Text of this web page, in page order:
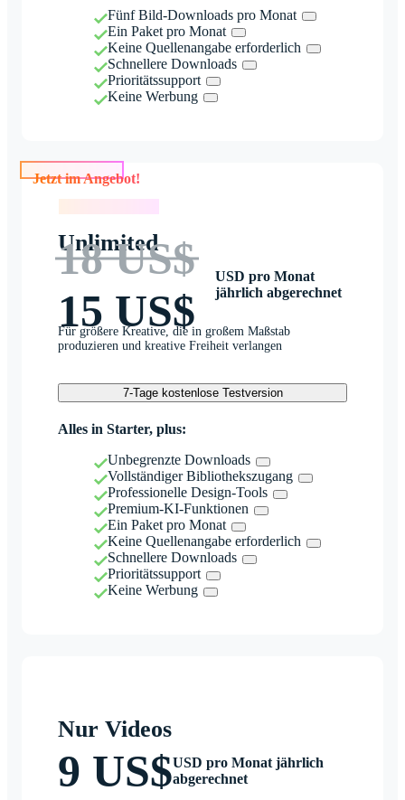
Fünf Bild-Downloads pro Monat
Ein Paket pro Monat
Keine Quellenangabe erforderlich
Schnellere Downloads
Prioritätssupport
Keine Werbung
Jetzt im Angebot!
Unlimited
18 US$
15 US$
USD pro Monat
jährlich abgerechnet
Für größere Kreative, die in großem Maßstab
produzieren und kreative Freiheit verlangen
7-Tage kostenlose Testversion
Alles in Starter, plus:
Unbegrenzte Downloads
Vollständiger Bibliothekszugang
Professionelle Design-Tools
Premium-KI-Funktionen
Ein Paket pro Monat
Keine Quellenangabe erforderlich
Schnellere Downloads
Prioritätssupport
Keine Werbung
Nur Videos
9 US$USD pro Monat jährlich
abgerechnet